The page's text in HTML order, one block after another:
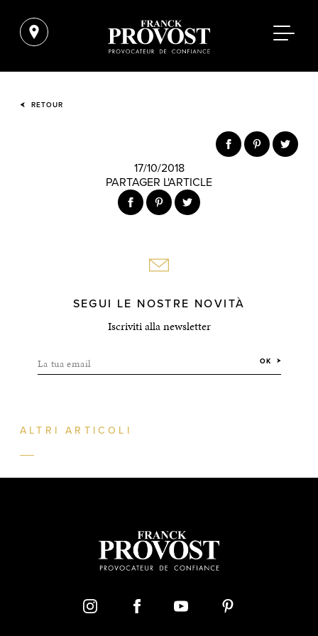
RETOUR
17/10/2018
PARTAGER L'ARTICLE
SEGUI LE NOSTRE NOVITÀ
Iscriviti alla newsletter
La tua email OK
ALTRI ARTICOLI